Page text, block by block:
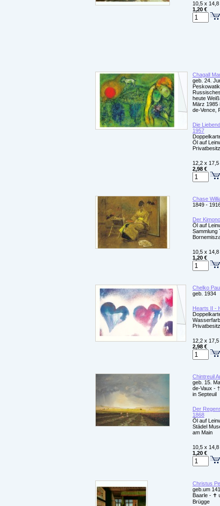
10,5 x 14,8
1,20 €
Chagall
geb. 24.
heute
März 1985
de-Vence,
Die
1957
Öl auf
Privatbesitz
12,2 x 17,5
2,98 €
Chase
1849 -
Der
Öl auf
Sammlung
10,5 x 14,8
1,20 €
Chelko
geb. 1934
Hearts II -
Privatbesitz
12,2 x 17,5
2,98 €
Chintreuil
geb. 15.
de-Vaux -
in Septeuil
Der
1868
Öl auf
Städel
am Main
10,5 x 14,8
1,20 €
Christus
geb.um
Baarle - ✝
Brügge